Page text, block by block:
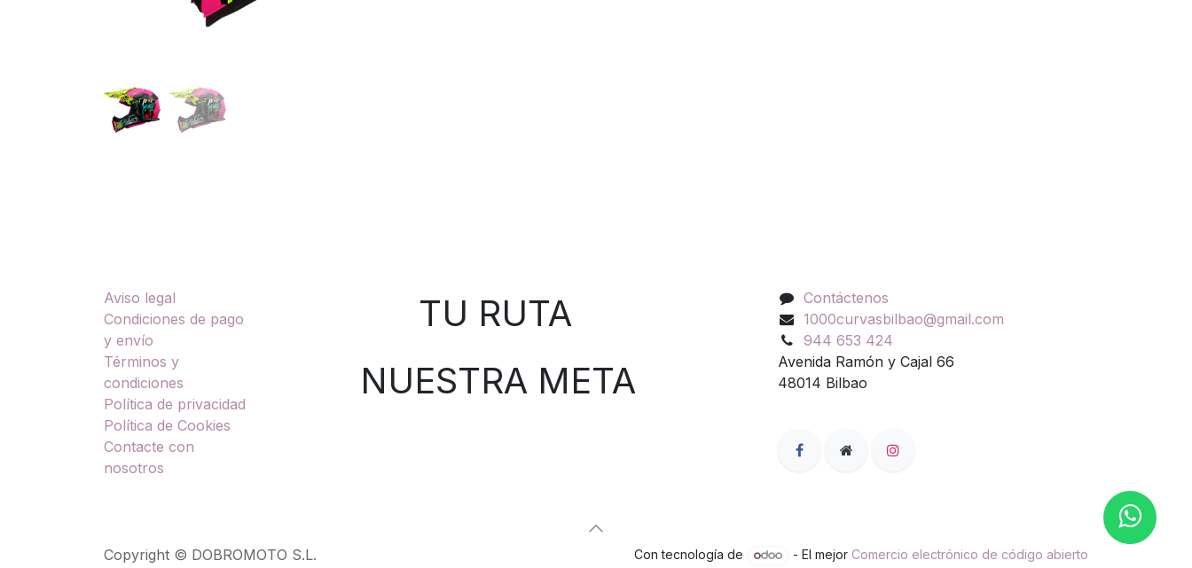
Aviso legal
Condiciones de pago
y envío
Términos y
condiciones
Política de privacidad
Política de Cookies
Contacte con
nosotros
TU RUTA
NUESTRA META
Contáctenos
1000curvasbilbao@gmail.com
944 653 424
Avenida Ramón y Cajal 66
48014 Bilbao
Copyright © DOBROMOTO S.L. Con tecnología de - El mejor Comercio electrónico de código abierto